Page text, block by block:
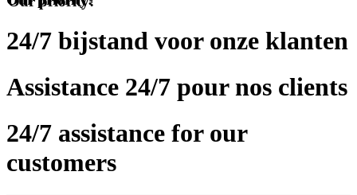
24/7 bijstand voor onze klanten
Assistance 24/7 pour nos clients
24/7 assistance for our
customers